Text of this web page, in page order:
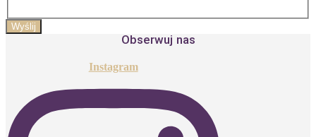
Wyślij
Obserwuj nas
Instagram